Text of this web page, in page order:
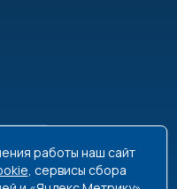
99-08работы наш сайт
, сервисы сбора